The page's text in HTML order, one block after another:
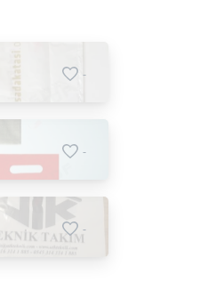
-
-
-